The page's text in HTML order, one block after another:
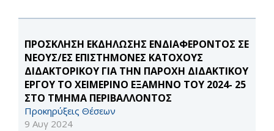
ΠΡΟΣΚΛΗΣΗ ΕΚΔΗΛΩΣΗΣ ΕΝΔΙΑΦΕΡΟΝΤΟΣ ΣΕ
ΝΕΟΥΣ/ΕΣ ΕΠΙΣΤΗΜΟΝΕΣ ΚΑΤΟΧΟΥΣ
ΔΙΔΑΚΤΟΡΙΚΟΥ ΓΙΑ ΤΗΝ ΠΑΡΟΧΗ ΔΙΔΑΚΤΙΚΟΥ
ΕΡΓΟΥ ΤΟ ΧΕΙΜΕΡΙΝΟ ΕΞΑΜΗΝΟ ΤΟΥ 2024- 25
ΣΤΟ ΤΜΗΜΑ ΠΕΡΙΒΑΛΛΟΝΤΟΣ
Προκηρύξεις Θέσεων
9 Αυγ 2024